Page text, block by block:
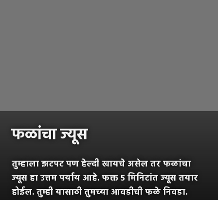
फळांचा ज्यूस
तुम्हाला झटपट पण हेल्दी खायचे असेल तर फळांचा
ज्यूस हा उत्तम पर्याय आहे. फक्त ५ मिनिटांत ज्यूस तयार
होईल. तुम्ही यासाठी तुमच्या आवडीची फळे निवडा.